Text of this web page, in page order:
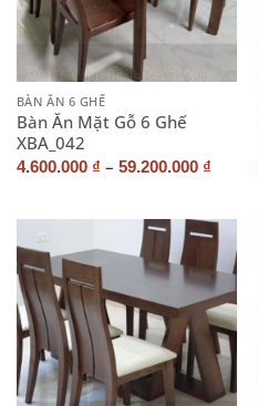
BÀN ĂN 6 GHẾ
Bàn Ăn Mặt Gỗ 6 Ghế
XBA_042
4.600.000 ₫ – 59.200.000 ₫